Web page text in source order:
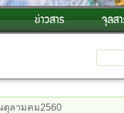
ตุลามคม2560